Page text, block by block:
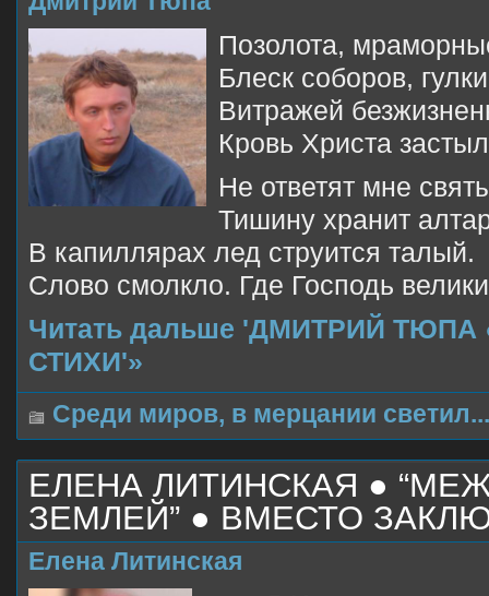
Позолота,
Блеск соборов,
Витражей
Кровь Христа
Не ответят мне
Тишину хранит
В капиллярах лед струится талый.
Слово смолкло. Где Господь
Читать дальше 'ДМИТРИЙ ТЮПА
СТИХИ'»
Среди миров, в мерцании светил...
ЕЛЕНА ЛИТИНСКАЯ ●
ЗЕМЛЕЙ” ● ВМЕСТО
Елена Литинская